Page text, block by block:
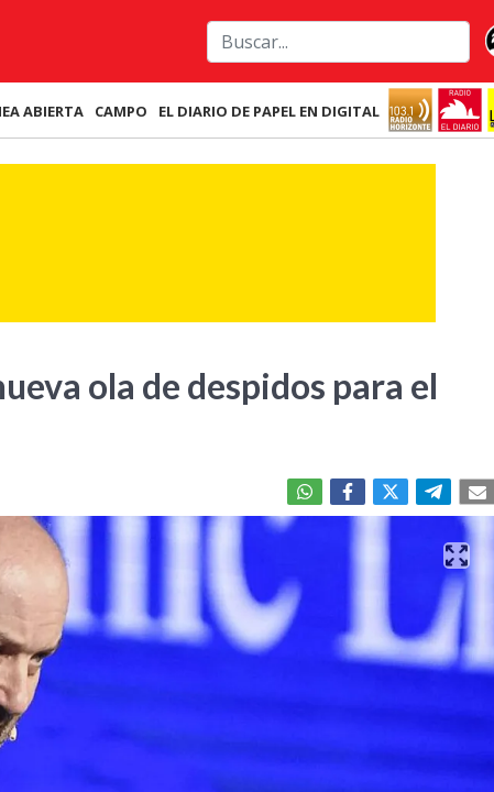
ABIERTA CAMPO EL DIARIO DE PAPEL EN DIGITAL
ola de despidos para el